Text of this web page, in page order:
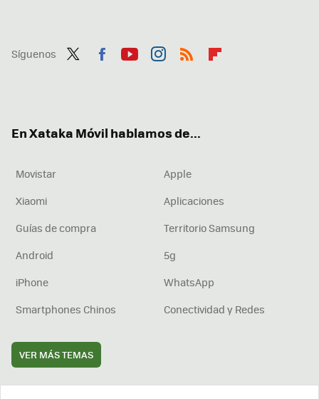
Síguenos
En Xataka Móvil hablamos de...
Movistar
Apple
Xiaomi
Aplicaciones
Guías de compra
Territorio Samsung
Android
5g
iPhone
WhatsApp
Smartphones Chinos
Conectividad y Redes
VER MÁS TEMAS